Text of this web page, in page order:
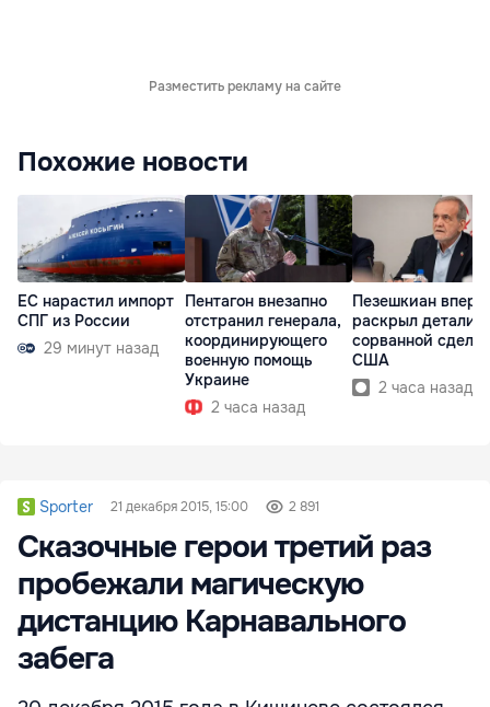
Разместить рекламу на сайте
Похожие новости
ЕС нарастил импорт
СПГ из России
29 минут назад
Пентагон внезапно
отстранил генерала,
координирующего
военную помощь
Украине
2 часа назад
Пезешкиан
раскрыл детали
сорванной
США
2 часа назад
Sporter 21 декабря 2015, 15:00 2 891
Сказочные герои третий раз
пробежали магическую
дистанцию Карнавального
забега